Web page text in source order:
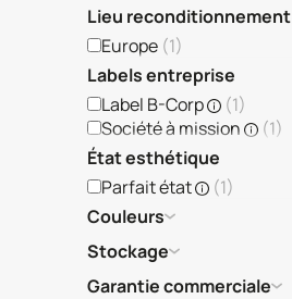
Lieu reconditionnement
Europe (1)
Labels entreprise
Label B-Corp
(1)
Société à mission
(1)
État esthétique
Parfait état
(1)
Couleurs
Stockage
Garantie commerciale